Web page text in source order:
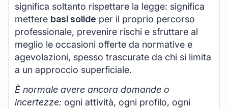
significa soltanto rispettare la legge: significa
mettere basi solide per il proprio percorso
professionale, prevenire rischi e sfruttare al
meglio le occasioni offerte da normative e
agevolazioni, spesso trascurate da chi si limita
a un approccio superficiale.
È normale avere ancora domande o
incertezze: ogni attività, ogni profilo, ogni